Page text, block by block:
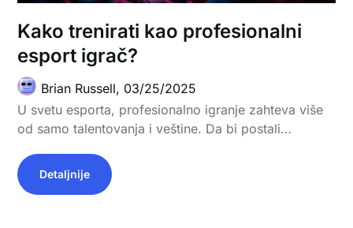
Kako trenirati kao profesionalni
esport igrač?
Brian Russell, 03/25/2025
U svetu esporta, profesionalno igranje zahteva više
od samo talentovanja i veštine. Da bi postali…
Detaljnije